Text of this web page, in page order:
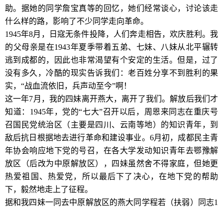
助。据她的同学詹宝真等的回忆，她们经常谈心，讨论该走
什么样的路，影响了不少同学走向革命。
1945年8月，日寇无条件投降，人们奔走相告，欢庆胜利。我
的父母亲是在1943年夏季带着五弟、七妹、八妹从北平辗转
逃到成都的，因此也非常渴望有个安定的生活。但是，过了
没有多久，冷酷的现实告诉我们：老百姓分享不到胜利的果
实，“战血流依旧，兵声动至今”啊！
这一年7月，我的四妹离开燕大，离开了我们。解放后我们才
知道：1945年，党的“七大”召开以后，周恩来同志在重庆号
召国民党统治区（主要是四川、云南等地）的知识青年，到
敌后抗日根据地去进行革命和建设事业。6月初，成都民主青
年协会响应地下党的号召，在各大学发动知识青年去鄂豫解
放区（后改为中原解放区），四妹虽然舍不得家庭，但她更
热爱祖国、热爱党，所以最后下了决心，在地下党的帮助
下，毅然地走上了征程。
据和我四妹一同去中原解放区的燕大同学程若（扶弱）同志1